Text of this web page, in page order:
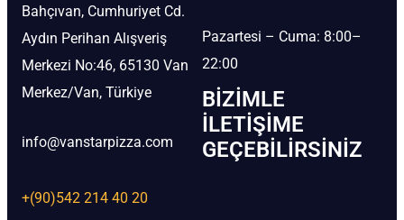
Bahçıvan, Cumhuriyet Cd.
Aydın Perihan Alışveriş
Merkezi No:46, 65130 Van
Merkez/Van, Türkiye
info@vanstarpizza.com
+(90)542 214 40 20
Pazartesi – Cuma: 8:00–
22:00
BIZIMLE
İLETIŞIME
GEÇEBILIRSINIZ